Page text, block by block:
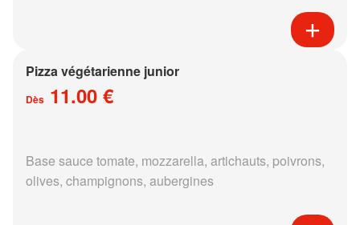
Pizza végétarienne junior
Dès 11.00 €
Base sauce tomate, mozzarella, artichauts, poivrons,
olives, champignons, aubergines